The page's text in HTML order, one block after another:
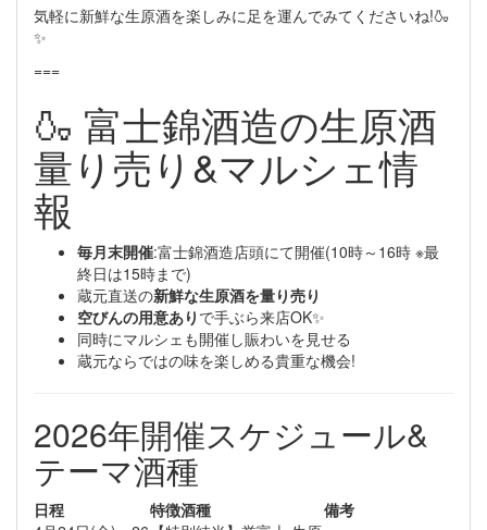
気軽に新鮮な生原酒を楽しみに足を運んでみてくださいね!🍶
✨
===
🍶 富士錦酒造の生原酒
量り売り&マルシェ情
報
毎月末開催:富士錦酒造店頭にて開催(10時～16時 ※最
終日は15時まで)
蔵元直送の新鮮な生原酒を量り売り
空びんの用意あり で手ぶら来店OK✨
同時にマルシェも開催し賑わいを見せる
蔵元ならではの味を楽しめる貴重な機会!
2026年開催スケジュール&
テーマ酒種
日程 特徴酒種
備考